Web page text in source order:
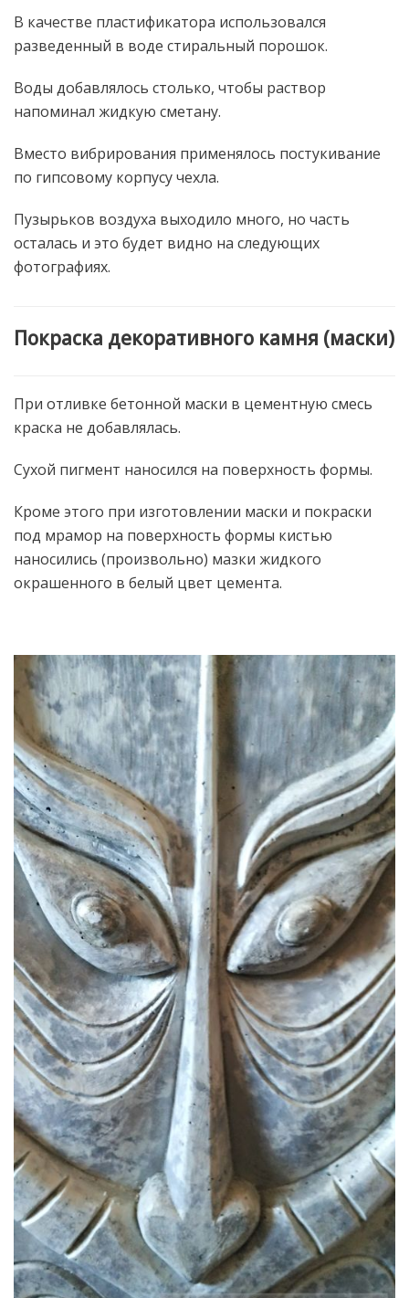
В качестве пластификатора использовался
разведенный в воде стиральный порошок.
Воды добавлялось столько, чтобы раствор
напоминал жидкую сметану.
Вместо вибрирования применялось постукивание
по гипсовому корпусу чехла.
Пузырьков воздуха выходило много, но часть
осталась и это будет видно на следующих
фотографиях.
Покраска декоративного камня (маски)
При отливке бетонной маски в цементную смесь
краска не добавлялась.
Сухой пигмент наносился на поверхность формы.
Кроме этого при изготовлении маски и покраски
под мрамор на поверхность формы кистью
наносились (произвольно) мазки жидкого
окрашенного в белый цвет цемента.